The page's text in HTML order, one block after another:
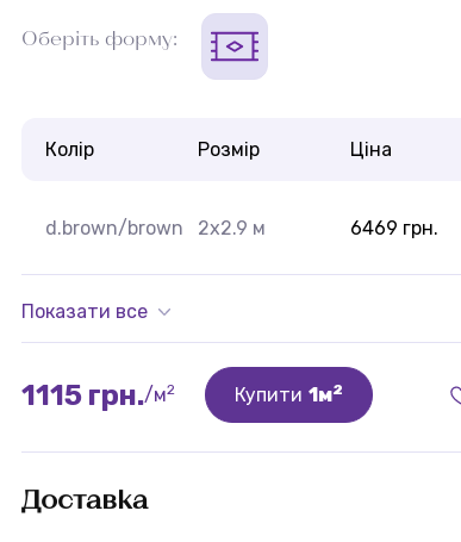
Оберіть форму:
Колір Розмір Ціна
d.brown/brown 2x2.9 м 6469 грн.
Показати все
1115 грн./м2 Купити 1м2
Доставка